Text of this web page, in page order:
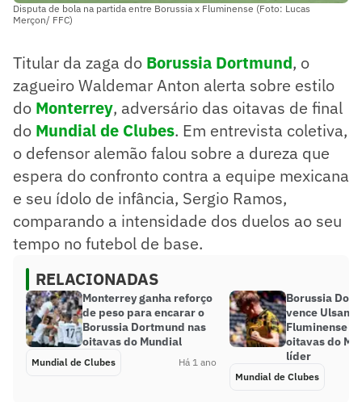
Disputa de bola na partida entre Borussia x Fluminense (Foto: Lucas
Merçon/ FFC)
Titular da zaga do Borussia Dortmund, o
zagueiro Waldemar Anton alerta sobre estilo
do Monterrey, adversário das oitavas de final
do Mundial de Clubes. Em entrevista coletiva,
o defensor alemão falou sobre a dureza que
espera do confronto contra a equipe mexicana
e seu ídolo de infância, Sergio Ramos,
comparando a intensidade dos duelos ao seu
tempo no futebol de base.
RELACIONADAS
Monterrey ganha reforço
de peso para encarar o
Borussia Dortmund nas
oitavas do Mundial
Mundial de Clubes Há 1 ano
Borussia
vence Ulsan,
Fluminense e
oitavas do
líder
Mundial de Clubes